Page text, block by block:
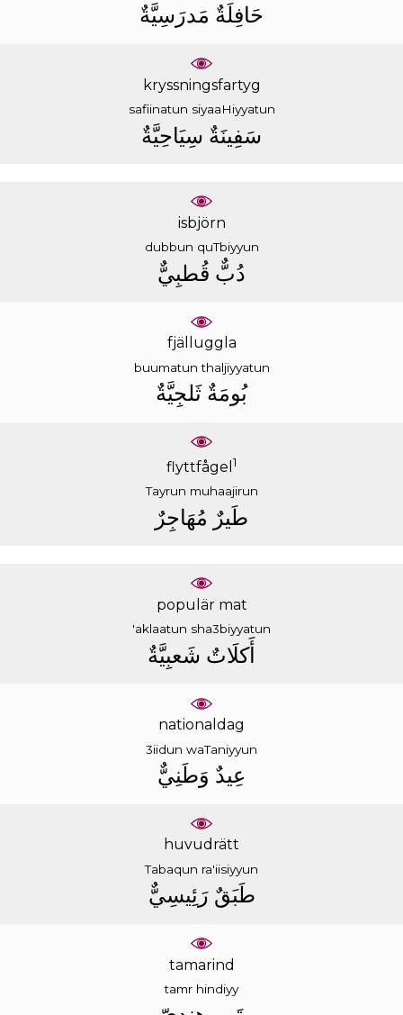
ﺣَﺎﻓِﻠَﺔٌ ﻣَﺪﺭَﺳِﻴَّﺔٌ
kryssningsfartyg
safiinatun siyaaHiyyatun
ﺳَﻔِﻴﻨَﺔٌ ﺳِﻴَﺎﺣِﻴَّﺔٌ
isbjörn
dubbun quTbiyyun
ﺩُﺏٌّ ﻗُﻄﺒِﻲٌّ
fjälluggla
buumatun thaljiyyatun
ﺑُﻮﻣَﺔٌ ﺛَﻠﺠِﻴَّﺔٌ
flyttfågel 1
Tayrun muhaajirun
ﻃَﻴﺮٌ ﻣُﻬَﺎﺟِﺮٌ
populär mat
'aklaatun sha3biyyatun
ﺃَﻛﻠَﺎﺕٌ ﺷَﻌﺒِﻴَّﺔٌ
nationaldag
3iidun waTaniyyun
ﻋِﻴﺪٌ ﻭَﻃَﻨِﻲٌّ
huvudrätt
Tabaqun ra'iisiyyun
ﻃَﺒَﻖٌ ﺭَﺋِﻴﺴِﻲٌّ
tamarind
tamr hindiyy